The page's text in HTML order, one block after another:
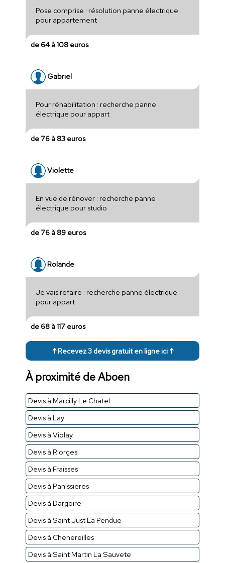
Pose comprise : résolution panne électrique
pour appartement
de 64 à 108 euros
Gabriel
Pour réhabilitation : recherche panne
électrique pour appart
de 76 à 83 euros
Violette
En vue de rénover : recherche panne
électrique pour studio
de 76 à 89 euros
Rolande
Je vais refaire : recherche panne électrique
pour appart
de 68 à 117 euros
↑ Recevez 3 devis gratuit en ligne ici ↑
À proximité de Aboen
Devis à Marcilly Le Chatel
Devis à Lay
Devis à Violay
Devis à Riorges
Devis à Fraisses
Devis à Panissieres
Devis à Dargoire
Devis à Saint Just La Pendue
Devis à Chenereilles
Devis à Saint Martin La Sauvete